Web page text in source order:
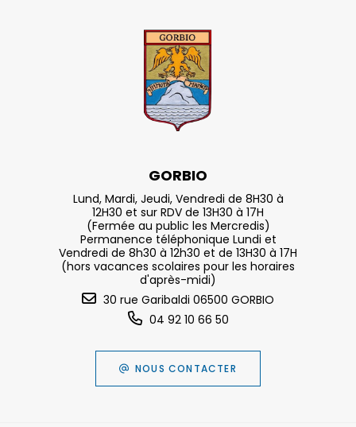
GORBIO
Lund, Mardi, Jeudi, Vendredi de 8H30 à
12H30 et sur RDV de 13H30 à 17H
(Fermée au public les Mercredis)
Permanence téléphonique Lundi et
Vendredi de 8h30 à 12h30 et de 13H30 à 17H
(hors vacances scolaires pour les horaires
d'après-midi)
30 rue Garibaldi 06500 GORBIO
04 92 10 66 50
NOUS CONTACTER